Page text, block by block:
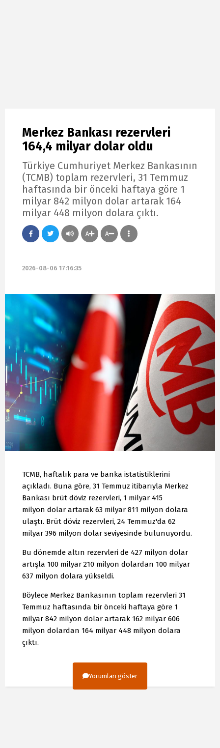
Merkez Bankası rezervleri
164,4 milyar dolar oldu
Türkiye Cumhuriyet Merkez Bankasının
(TCMB) toplam rezervleri, 31 Temmuz
haftasında bir önceki haftaya göre 1
milyar 842 milyon dolar artarak 164
milyar 448 milyon dolara çıktı.
A A
2026-08-06 17:16:35
TCMB, haftalık para ve banka istatistiklerini
açıkladı. Buna göre, 31 Temmuz itibarıyla Merkez
Bankası brüt döviz rezervleri, 1 milyar 415
milyon dolar artarak 63 milyar 811 milyon dolara
ulaştı. Brüt döviz rezervleri, 24 Temmuz'da 62
milyar 396 milyon dolar seviyesinde bulunuyordu.
Bu dönemde altın rezervleri de 427 milyon dolar
artışla 100 milyar 210 milyon dolardan 100 milyar
637 milyon dolara yükseldi.
Böylece Merkez Bankasının toplam rezervleri 31
Temmuz haftasında bir önceki haftaya göre 1
milyar 842 milyon dolar artarak 162 milyar 606
milyon dolardan 164 milyar 448 milyon dolara
çıktı.
Yorumları göster